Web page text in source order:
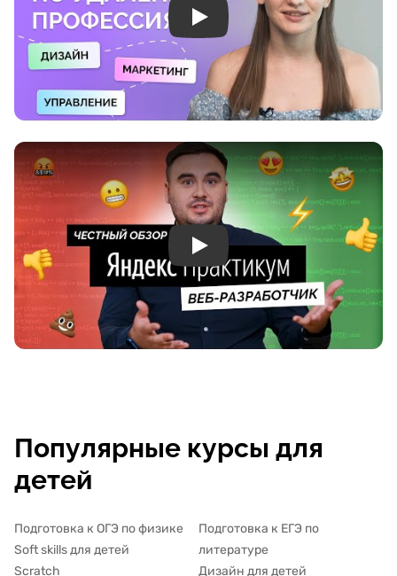
Play
Play
Популярные курсы для
детей
Подготовка к ОГЭ по физике
Soft skills для детей
Scratch
Подготовка к ЕГЭ по
литературе
Дизайн для детей